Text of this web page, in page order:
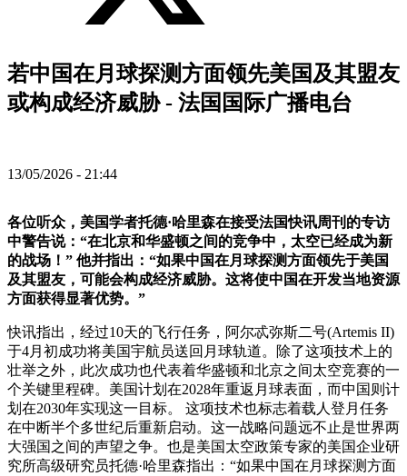
若中国在月球探测方面领先美国及其盟友
或构成经济威胁 - 法国国际广播电台
13/05/2026 - 21:44
各位听众，美国学者托德·哈里森在接受法国快讯周刊的专访
中警告说：“在北京和华盛顿之间的竞争中，太空已经成为新
的战场！” 他并指出：“如果中国在月球探测方面领先于美国
及其盟友，可能会构成经济威胁。这将使中国在开发当地资源
方面获得显著优势。”
快讯指出，经过10天的飞行任务，阿尔忒弥斯二号(Artemis II)
于4月初成功将美国宇航员送回月球轨道。除了这项技术上的
壮举之外，此次成功也代表着华盛顿和北京之间太空竞赛的一
个关键里程碑。美国计划在2028年重返月球表面，而中国则计
划在2030年实现这一目标。 这项技术也标志着载人登月任务
在中断半个多世纪后重新启动。这一战略问题远不止是世界两
大强国之间的声望之争。也是美国太空政策专家的美国企业研
究所高级研究员托德·哈里森指出：“如果中国在月球探测方面